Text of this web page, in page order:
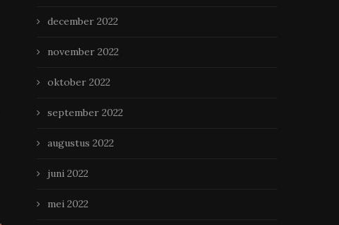
december 2022
november 2022
oktober 2022
september 2022
augustus 2022
juni 2022
mei 2022